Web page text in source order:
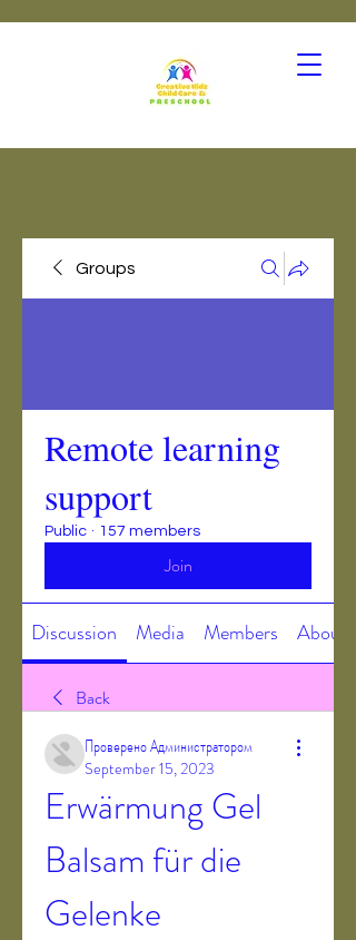
Groups
Remote learning
support
Public · 157 members
Join
Discussion Media Members About
Back
Проверено Администратором
September 15, 2023
Erwärmung Gel
Balsam für die
Gelenke